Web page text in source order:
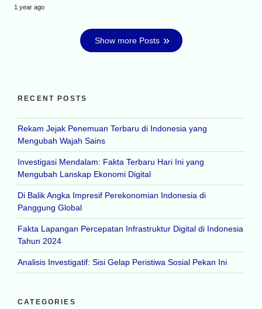
1 year ago
Show more Posts
RECENT POSTS
Rekam Jejak Penemuan Terbaru di Indonesia yang
Mengubah Wajah Sains
Investigasi Mendalam: Fakta Terbaru Hari Ini yang
Mengubah Lanskap Ekonomi Digital
Di Balik Angka Impresif Perekonomian Indonesia di
Panggung Global
Fakta Lapangan Percepatan Infrastruktur Digital di Indonesia
Tahun 2024
Analisis Investigatif: Sisi Gelap Peristiwa Sosial Pekan Ini
CATEGORIES